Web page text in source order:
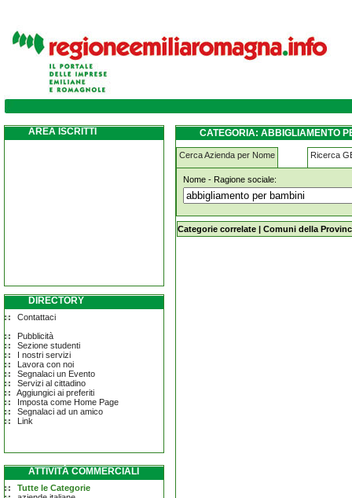
abbigliamento-per-bambini piacenza
AREA ISCRITTI
DIRECTORY
Contattaci
Pubblicità
Sezione studenti
I nostri servizi
Lavora con noi
Segnalaci un Evento
Servizi al cittadino
Aggiungici ai preferiti
Imposta come Home Page
Segnalaci ad un amico
Link
ATTIVITÀ COMMERCIALI
Tutte le Categorie
CATEGORIA: ABBIGLIAMENTO
Cerca Azienda per Nome Ricerca
Nome - Ragione sociale:
abbigliamento-per-bambini
Categorie correlate | Comuni della